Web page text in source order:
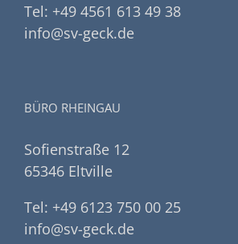
Tel: +49 4561 613 49 38
info@sv-geck.de
BÜRO RHEINGAU
Sofienstraße 12
65346 Eltville
Tel: +49 6123 750 00 25
info@sv-geck.de